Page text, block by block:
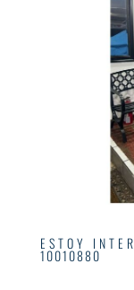
ESTOY
10010880